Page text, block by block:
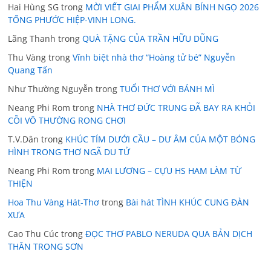
Hai Hùng SG trong MỜI VIẾT GIAI PHẨM XUÂN BÍNH NGỌ 2026
TỐNG PHƯỚC HIỆP-VINH LONG.
Lãng Thanh trongQUÀ TẶNG CỦA TRẦN HỮU DŨNG
Thu Vàng trongVĩnh biệt nhà thơ “Hoàng tử bé” Nguyễn
Quang Tấn
Như Thường Nguyễn trongTUỔI THƠ VỚI BÁNH MÌ
Neang Phi Rom trong NHÀ THƠ ĐỨC TRUNG ĐÃ BAY RA KHỎI
CÕI VÔ THƯỜNG RONG CHƠI
T.V.Dân trong KHÚC TÍM DƯỚI CẦU – DƯ ÂM CỦA MỘT BÓNG
HÌNH TRONG THƠ NGÃ DU TỬ
Neang Phi Rom trong MAI LƯƠNG – CỰU HS HAM LÀM TỪ
THIỆN
Hoa Thu Vàng Hát-Thơ trong Bài hát TÌNH KHÚC CUNG ĐÀN
XƯA
Cao Thu Cúc trongĐỌC THƠ PABLO NERUDA QUA BẢN DỊCH
THÂN TRONG SƠN